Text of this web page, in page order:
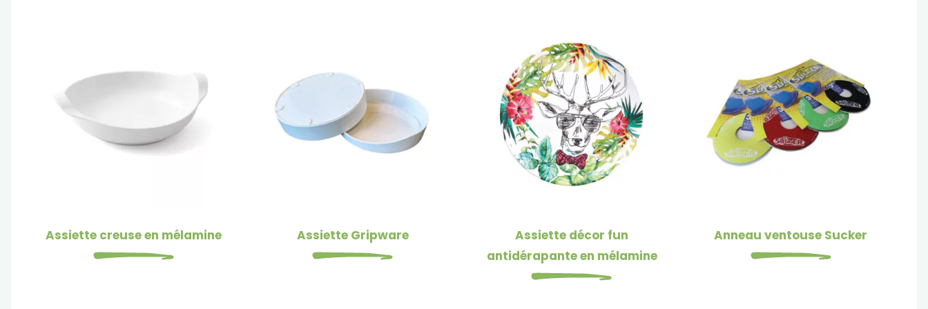
Assiette creuse en mélamine Assiette Gripware
Assiette décor fun
antidérapante en mélamine
Anneau ventouse Sucker